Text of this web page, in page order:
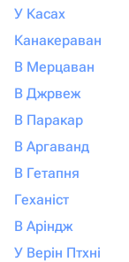
У Касах
Канакераван
В Мерцаван
В Джрвеж
В Паракар
В Аргаванд
В Гетапня
Геханіст
В Аріндж
У Верін Птхні